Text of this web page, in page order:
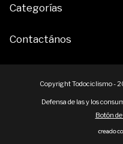
Categorías
Contactános
Copyright Todociclismo -
Defensa de las y los
Botón